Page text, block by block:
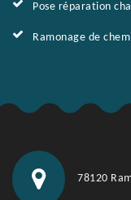
Pose réparation
Ramonage de
78120